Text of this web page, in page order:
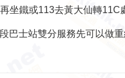
坐鐵或113去黃大仙轉11C
巴士站雙分服務先可以做